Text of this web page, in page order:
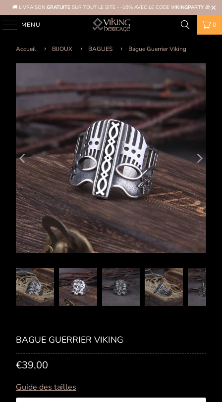
🚚 LIVRAISON GRATUITE SUR TOUT LE SITE - -10% AVEC LE CODE VIKINGPARTY 🎁
MENU 0
Accueil BIJOUX BAGUES Bague Guerrier Viking
BAGUE GUERRIER VIKING
€39,00
Guide des tailles